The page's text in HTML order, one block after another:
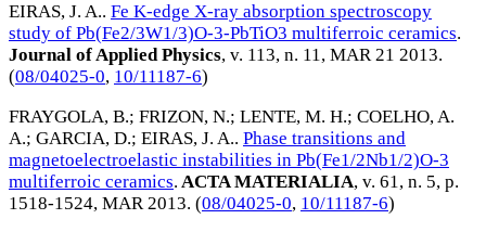
EIRAS, J. A.. Fe K-edge X-ray absorption spectroscopy
study of Pb(Fe2/3W1/3)O-3-PbTiO3 multiferroic ceramics.
Journal of Applied Physics, v. 113, n. 11, MAR 21 2013.
(08/04025-0, 10/11187-6)
FRAYGOLA, B.; FRIZON, N.; LENTE, M. H.; COELHO, A.
A.; GARCIA, D.; EIRAS, J. A.. Phase transitions and
magnetoelectroelastic instabilities in Pb(Fe1/2Nb1/2)O-3
multiferroic ceramics. ACTA MATERIALIA, v. 61, n. 5, p.
1518-1524, MAR 2013. (08/04025-0, 10/11187-6)